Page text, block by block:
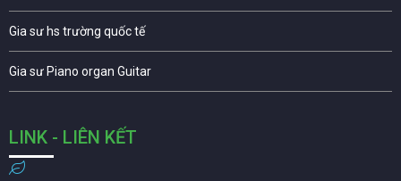
Gia sư hs trường quốc tế
Gia sư Piano organ Guitar
LINK - LIÊN KẾT